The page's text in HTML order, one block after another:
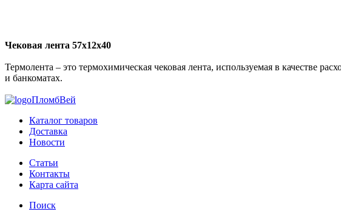
Чековая лента 57х12х40
Термолента – это термохимическая чековая лента, используемая в качестве
и банкоматах.
ПломбВей
Каталог товаров
Доставка
Новости
Статьи
Контакты
Карта сайта
Поиск